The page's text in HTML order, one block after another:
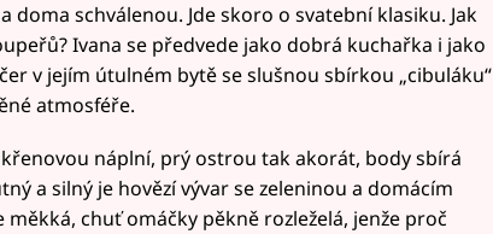
schválenou. Jde skoro o svatební klasiku. Jak
Ivana se předvede jako dobrá kuchařka i jako
v jejím útulném bytě se slušnou sbírkou „cibuláku“
atmosféře.
náplní, prý ostrou tak akorát, body sbírá
a silný je hovězí vývar se zeleninou a domácím
chuť omáčky pěkně rozleželá, jenže proč